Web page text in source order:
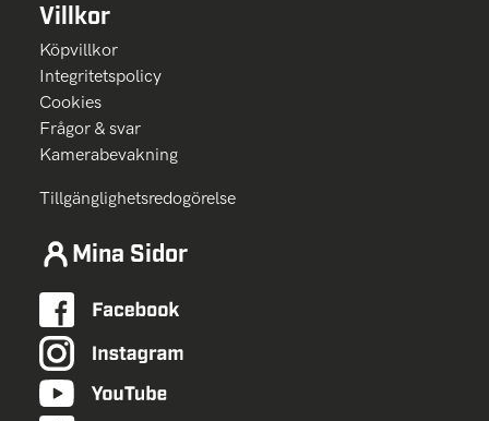
Villkor
Köpvillkor
Integritetspolicy
Cookies
Frågor & svar
Kamerabevakning
Tillgänglighetsredogörelse
Mina Sidor